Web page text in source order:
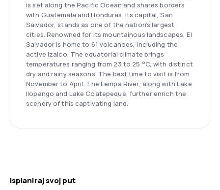
is set along the Pacific Ocean and shares borders
with Guatemala and Honduras. Its capital, San
Salvador, stands as one of the nation’s largest
cities. Renowned for its mountainous landscapes, El
Salvador is home to 61 volcanoes, including the
active Izalco. The equatorial climate brings
temperatures ranging from 23 to 25 °C, with distinct
dry and rainy seasons. The best time to visit is from
November to April. The Lempa River, along with Lake
Ilopango and Lake Coatepeque, further enrich the
scenery of this captivating land.
Isplaniraj svoj put